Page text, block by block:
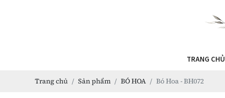
TRANG CHỦ
Trang chủ Sản phẩm BÓ HOA Bó Hoa - BH072